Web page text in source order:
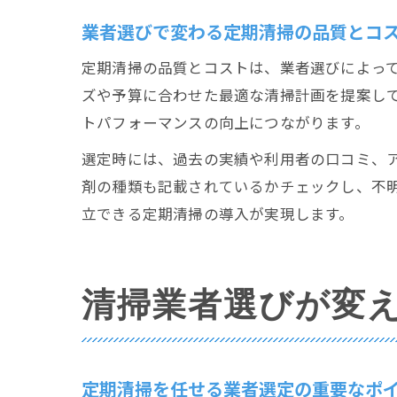
業者選びで変わる定期清掃の品質とコ
定期清掃の品質とコストは、業者選びによ
ズや予算に合わせた最適な清掃計画を提案
トパフォーマンスの向上につながります。
選定時には、過去の実績や利用者の口コミ
剤の種類も記載されているかチェックし、
立できる定期清掃の導入が実現します。
清掃業者選びが変
定期清掃を任せる業者選定の重要なポ